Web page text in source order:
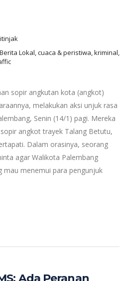
Lokal, cuaca & peristiwa, kriminal,
sopir angkutan kota (angkot)
melakukan aksi unjuk rasa
Senin (14/1) pagi. Mereka
angkot trayek Talang Betutu,
Dalam orasinya, seorang
agar Walikota Palembang
mau menemui para pengunjuk
Ada Peranan